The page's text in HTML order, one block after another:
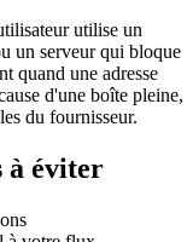
utilise un
un serveur qui bloque
quand une adresse
d'une boîte pleine,
du fournisseur.
à éviter